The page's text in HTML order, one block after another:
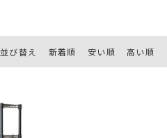
並び替え 新着順 安い順 高い順